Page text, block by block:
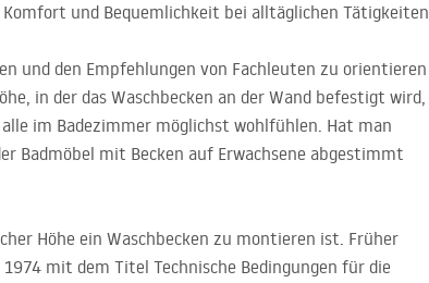
und Bequemlichkeit bei alltäglichen Tätigkeiten
und den Empfehlungen von Fachleuten zu orientieren
in der das Waschbecken an der Wand befestigt wird,
im Badezimmer möglichst wohlfühlen. Hat man
Badmöbel mit Becken auf Erwachsene abgestimmt
Höhe ein Waschbecken zu montieren ist. Früher
mit dem Titel Technische Bedingungen für die